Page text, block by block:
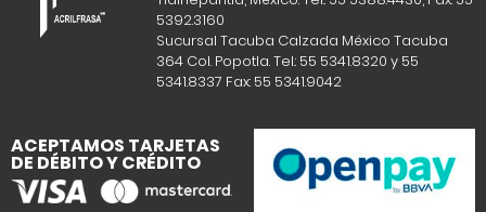
5392.3160
Sucursal Tacuba Calzada México Tacuba
364 Col. Popotla. Tel.: 55 5341.8320 y 55
5341.8337 Fax: 55 5341.9042
ACEPTAMOS TARJETAS
DE DÉBITO Y CRÉDITO